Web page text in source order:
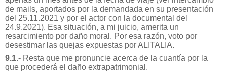
de mails, aportados por la demandada en su presentación
del 25.11.2021 y por el actor con la documental del
24.9.2021). Esa situación, a mi juicio, amerita un
resarcimiento por daño moral. Por esa razón, voto por
desestimar las quejas expuestas por ALITALIA.
9.1.- Resta que me pronuncie acerca de la cuantía por la
que procederá el daño extrapatrimonial.